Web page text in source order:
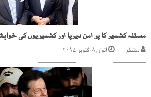
منتظم اتوار, ۸ اکتوبر ۲۰۱۷